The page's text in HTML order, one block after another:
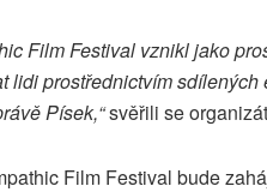
Film Festival vznikl jako
lidi prostřednictvím
Písek,“svěřili se
Film Festival bude